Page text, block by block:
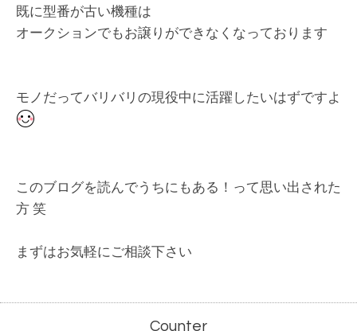
既に型番が古い機種は
オークションでもお譲りができなくなっております
モノだってバリバリの現役中に活躍したいはずですよ
このブログを読んでうちにもある！って思い出された
方 笑
まずはお気軽にご相談下さい
Counter